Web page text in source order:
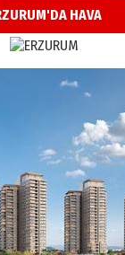
HAVA
Esat BİNDESEN
Sekmen’den
bir vizyon proje